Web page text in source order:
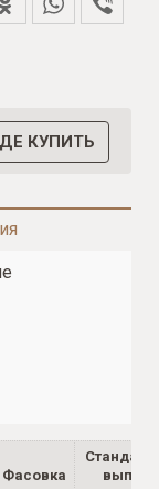
КУПИТЬ
Фасовка
Стандарт
выпуск